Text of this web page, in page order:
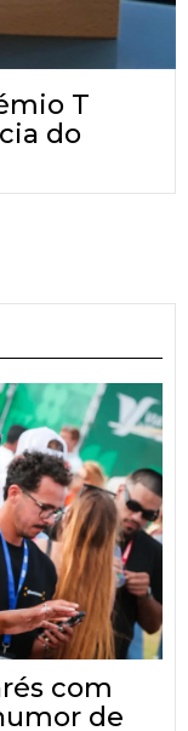
T
do
com
de